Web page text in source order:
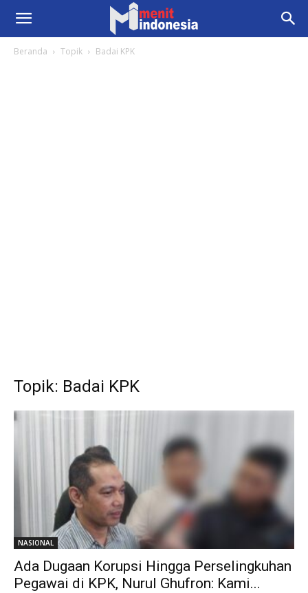
Beranda Topik Badai KPK
Topik: Badai KPK
NASIONAL
Ada Dugaan Korupsi Hingga Perselingkuhan
Pegawai di KPK, Nurul Ghufron: Kami...